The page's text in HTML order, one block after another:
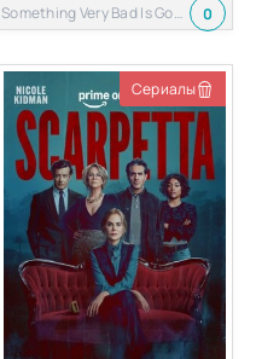
Something Very Bad Is Going to Happen 2026 0
Сериалы